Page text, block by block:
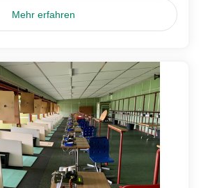
Mehr erfahren